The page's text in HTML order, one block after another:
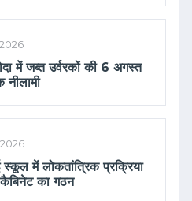
में जब्त उर्वरकों की 6 अगस्त
नीलामी
स्कूल में लोकतांत्रिक प्रक्रिया
का गठन